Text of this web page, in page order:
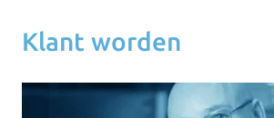
Klant worden